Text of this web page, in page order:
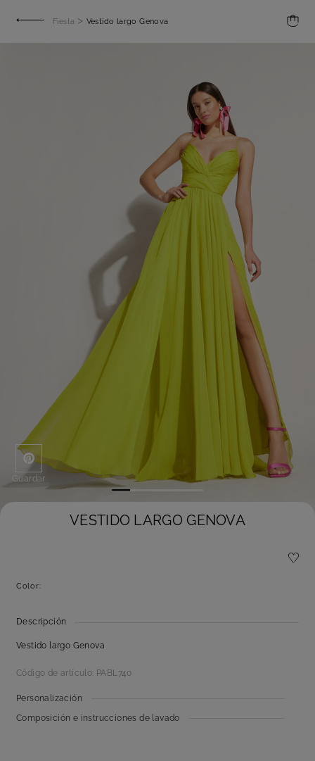
Fiesta > Vestido largo Genova
Guardar
VESTIDO LARGO GENOVA
Color:
Descripción
Vestido largo Genova
Código de artículo: PABL740
Personalización
Composición e instrucciones de lavado